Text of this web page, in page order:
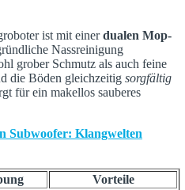
ist mit einerdualen Mop-
Nassreinigung
grober Schmutz als auch feine
die Böden gleichzeitig sorgfältig
für ein makellos sauberes
Subwoofer: Klangwelten
Vorteile